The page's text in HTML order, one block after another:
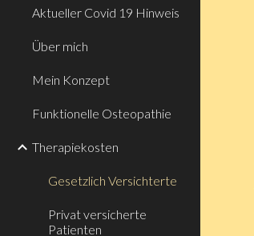
Aktueller Covid 19 Hinweis
Über mich
Mein Konzept
Funktionelle Osteopathie
Therapiekosten
Gesetzlich Versichterte
Privat versicherte
Patienten